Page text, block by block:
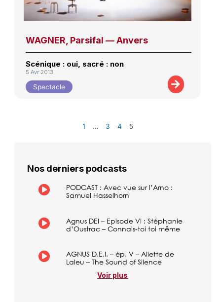
WAGNER, Parsifal — Anvers
Scénique : oui, sacré : non
5 Avr 2013
Spectacle
1 … 3 4 5
Nos derniers podcasts
PODCAST : Avec vue sur l’Arno :
Samuel Hasselhorn
Agnus DEI – Episode VI : Stéphanie
d’Oustrac – Connais-toi toi même
AGNUS D.E.I. – ép. V – Aliette de
Laleu – The Sound of Silence
Voir plus